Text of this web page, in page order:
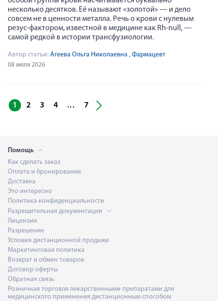
несколько десятков. Её называют «золотой» — и дело
совсем не в ценности металла. Речь о крови с нулевым
резус-фактором, известной в медицине как Rh-null, —
самой редкой в истории трансфузиологии.
Автор статьи: Агеева Ольга Николаевна , Фармацевт
08 июля 2026
1 2 3 4 ... 7
Помощь
Как сделать заказ
Оплата и бронирование
Доставка
Это интересно
Политика конфиденциальности
Разрешительная документация
Лицензия
Разрешение
Условия дистанционной продажи
Маркетинговая политика
Возврат и обмен товаров
Договор оферты
Обратная связь
Розничная торговля лекарственными препаратами для
медицинского применения дистанционным способом